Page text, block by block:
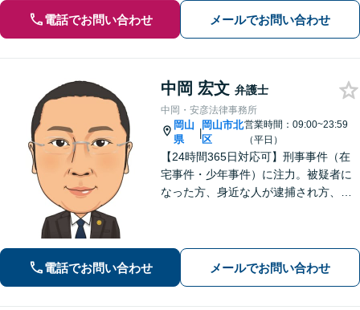
電話でお問い合わせ メールでお問い合わせ
中岡 宏文 弁護士
中岡・安彦法律事務所
岡山
県
|
岡山市北
区
営業時間：09:00~23:59
（平日）
【24時間365日対応可】刑事事件（在
宅事件・少年事件）に注力。被疑者に
なった方、身近な人が逮捕され方、す
電話でお問い合わせ メールでお問い合わせ